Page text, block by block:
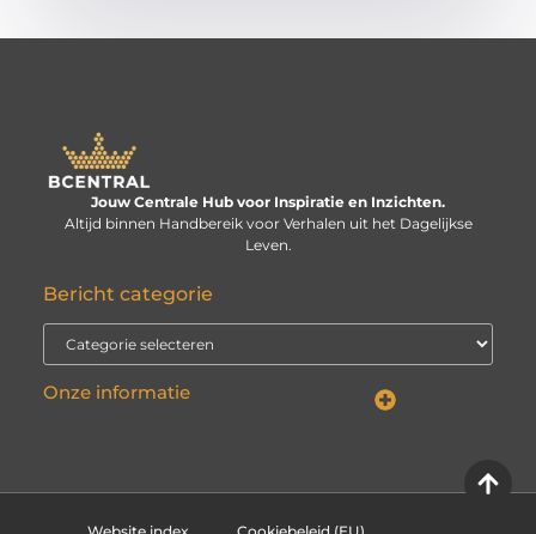
Jouw Centrale Hub voor Inspiratie en Inzichten.
Altijd binnen Handbereik voor Verhalen uit het Dagelijkse
Leven.
Bericht categorie
Onze informatie